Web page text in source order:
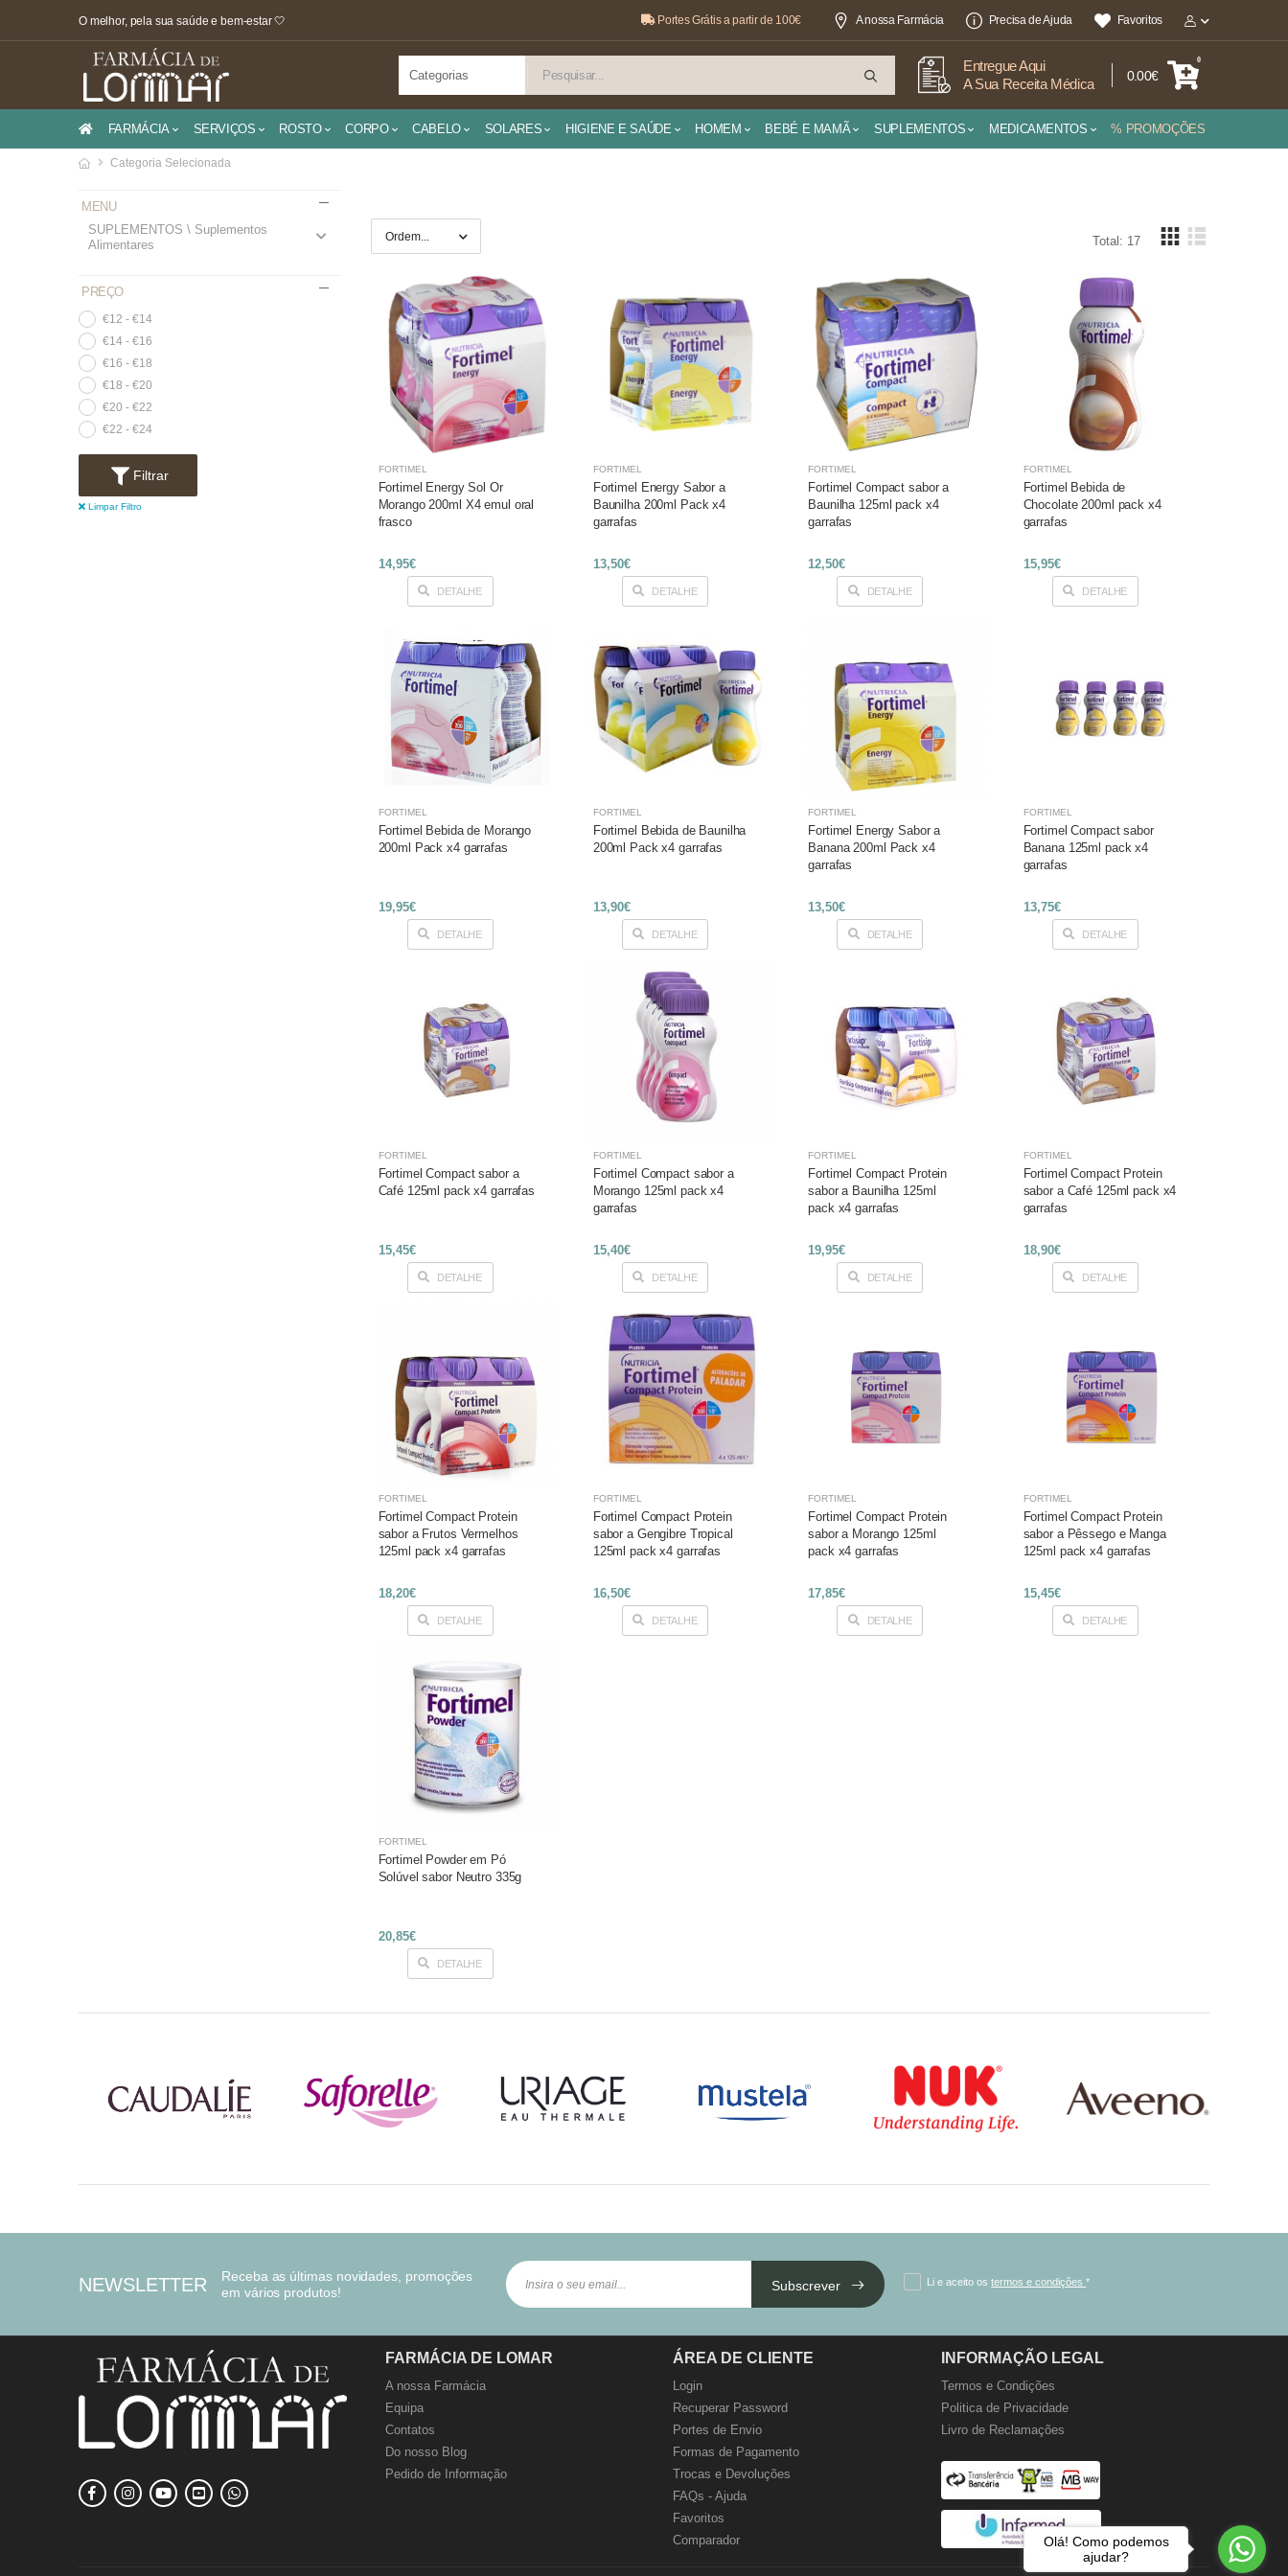
O melhor, pela sua saúde e bem-estar 🤍 Portes Grátis a partir de 100€ A nossa Farmácia Precisa de Ajuda Favoritos
Entregue Aqui
A Sua Receita Médica
0.00€
0
FARMÁCIA SERVIÇOS ROSTO CORPO CABELO SOLARES HIGIENE E SAÚDE HOMEM BEBÉ E MAMÃ SUPLEMENTOS MEDICAMENTOS % PROMOÇÕES
Categoria Selecionada
MENU
SUPLEMENTOS \ Suplementos
Alimentares
PREÇO
€12 - €14
€14 - €16
€16 - €18
€18 - €20
€20 - €22
€22 - €24
Filtrar
Limpar Filtro
Total: 17
FORTIMEL
Fortimel Energy Sol Or
Morango 200ml X4 emul oral
frasco
14,95€
DETALHE
FORTIMEL
Fortimel Energy Sabor a
Baunilha 200ml Pack x4
garrafas
13,50€
DETALHE
FORTIMEL
Fortimel Compact sabor a
Baunilha 125ml pack x4
garrafas
12,50€
DETALHE
FORTIMEL
Fortimel Bebida de
Chocolate 200ml pack x4
garrafas
15,95€
DETALHE
FORTIMEL
Fortimel Bebida de Morango
200ml Pack x4 garrafas
19,95€
DETALHE
FORTIMEL
Fortimel Bebida de Baunilha
200ml Pack x4 garrafas
13,90€
DETALHE
FORTIMEL
Fortimel Energy Sabor a
Banana 200ml Pack x4
garrafas
13,50€
DETALHE
FORTIMEL
Fortimel Compact sabor
Banana 125ml pack x4
garrafas
13,75€
DETALHE
FORTIMEL
Fortimel Compact sabor a
Café 125ml pack x4 garrafas
15,45€
DETALHE
FORTIMEL
Fortimel Compact sabor a
Morango 125ml pack x4
garrafas
15,40€
DETALHE
FORTIMEL
Fortimel Compact Protein
sabor a Baunilha 125ml
pack x4 garrafas
19,95€
DETALHE
FORTIMEL
Fortimel Compact Protein
sabor a Café 125ml pack x4
garrafas
18,90€
DETALHE
FORTIMEL
Fortimel Compact Protein
sabor a Frutos Vermelhos
125ml pack x4 garrafas
18,20€
DETALHE
FORTIMEL
Fortimel Compact Protein
sabor a Gengibre Tropical
125ml pack x4 garrafas
16,50€
DETALHE
FORTIMEL
Fortimel Compact Protein
sabor a Morango 125ml
pack x4 garrafas
17,85€
DETALHE
FORTIMEL
Fortimel Compact Protein
sabor a Pêssego e Manga
125ml pack x4 garrafas
15,45€
DETALHE
FORTIMEL
Fortimel Powder em Pó
Solúvel sabor Neutro 335g
20,85€
DETALHE
NEWSLETTER
Receba as últimas novidades, promoções
em vários produtos!
Subscrever Li e aceito ostermos e condições*
FARMÁCIA DE LOMAR
A nossa Farmácia
Equipa
Contatos
Do nosso Blog
Pedido de Informação
ÁREA DE CLIENTE
Login
Recuperar Password
Portes de Envio
Formas de Pagamento
Trocas e Devoluções
FAQs - Ajuda
Favoritos
Comparador
INFORMAÇÃO LEGAL
Termos e Condições
Politica de Privacidade
Livro de Reclamações
Olá! Como podemos
ajudar?